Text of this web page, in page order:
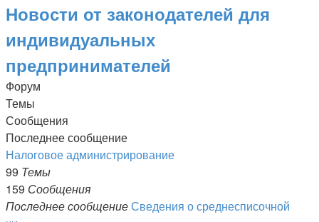
Новости от законодателей для
индивидуальных
предпринимателей
Форум
Темы
Сообщения
Последнее сообщение
Налоговое администрирование
99 Темы
159 Сообщения
Последнее сообщениеСведения о среднесписочной